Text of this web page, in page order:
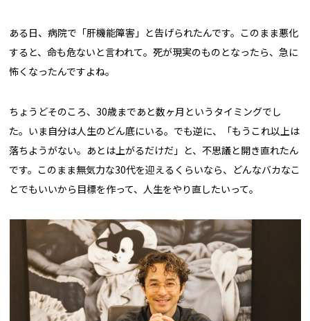
ある日、病院で「肝機能障害」と告げられたんです。このまま悪化
すると、命も危ないと言われて。死が現実のものとなったら、急に
怖くなったんですよね。
ちょうどそのころ、30歳まであと数ヶ月というタイミングでし
た。いま自分は人生のどん底にいる。でも逆に、「もうこれ以上は
落ちようがない。あとは上がるだけだ」と、不思議と開き直れたん
です。このまま無気力な30代を迎えるくらいなら、どんなバカなこ
とでもいいから目標を作って、人生をやり直したいって。